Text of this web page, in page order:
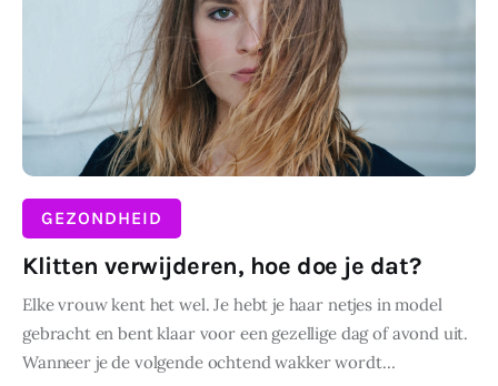
GEZONDHEID
Klitten verwijderen, hoe doe je dat?
Elke vrouw kent het wel. Je hebt je haar netjes in model
gebracht en bent klaar voor een gezellige dag of avond uit.
Wanneer je de volgende ochtend wakker wordt…